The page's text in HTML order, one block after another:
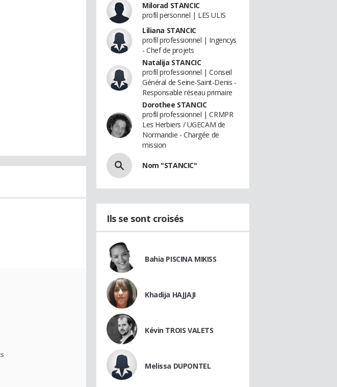
Milorad STANCIC
profil personnel | LES ULIS
Liliana STANCIC
profil professionnel | Ingencys
- Chef de projets
Natalija STANCIC
profil professionnel | Conseil
Général de Seine-Saint-Denis -
Responsable réseau primaire
Dorothee STANCIC
profil professionnel | CRMPR
Les Herbiers / UGECAM de
Normandie - Chargée de
mission
Nom "STANCIC"
Ils se sont croisés
Bahia PISCINA MIKISS
Khadija HAJJAJI
Kévin TROIS VALETS
Melissa DUPONTEL